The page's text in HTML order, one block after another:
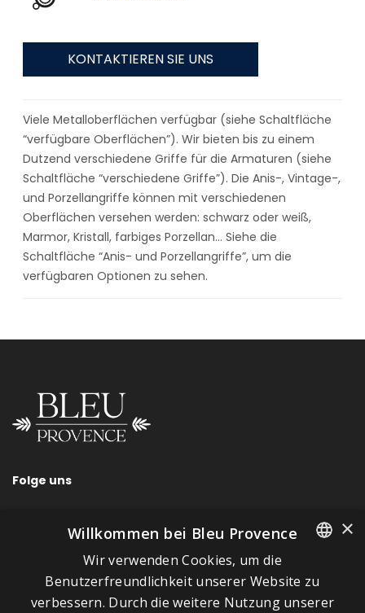
KONTAKTIEREN SIE UNS
Viele Metalloberflächen verfügbar (siehe Schaltfläche
“verfügbare Oberflächen”). Wir bieten bis zu einem
Dutzend verschiedene Griffe für die Armaturen (siehe
Schaltfläche “verschiedene Griffe”). Die Anis-, Vintage-,
und Porzellangriffe können mit verschiedenen
Oberflächen versehen werden: schwarz oder weiß,
Marmor, Kristall, farbiges Porzellan… Siehe die
Schaltfläche “Anis- und Porzellangriffe”, um die
verfügbaren Optionen zu sehen.
Folge uns
SCHNELLLINKS
FRENCH
ITALIAN
×
Willkommen bei Bleu Provence
Wir verwenden Cookies, um die
Benutzerfreundlichkeit unserer Website zu
verbessern. Durch die weitere Nutzung unserer